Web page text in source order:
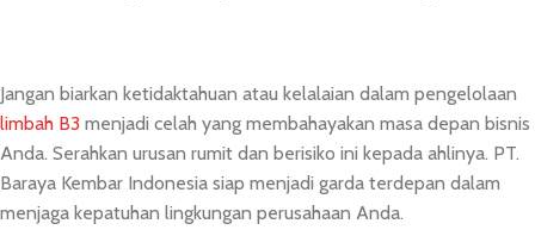
Jangan biarkan ketidaktahuan atau kelalaian dalam pengelolaan
limbah B3 menjadi celah yang membahayakan masa depan bisnis
Anda. Serahkan urusan rumit dan berisiko ini kepada ahlinya. PT.
Baraya Kembar Indonesia siap menjadi garda terdepan dalam
menjaga kepatuhan lingkungan perusahaan Anda.